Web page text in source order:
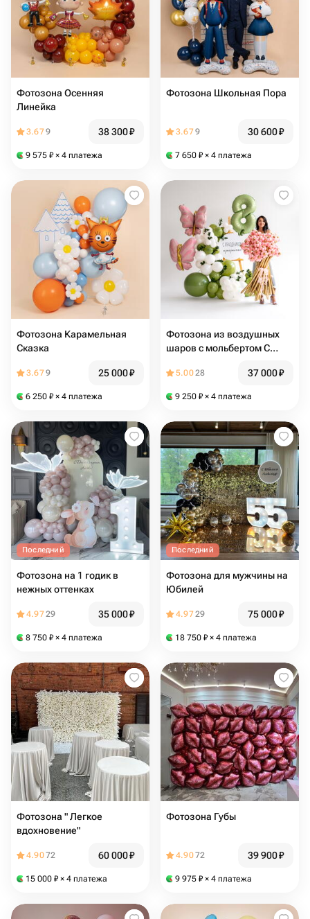
Фотозона Осенняя
Линейка
3.679 38 300₽
9 575 ₽ × 4 платежа
Фотозона Школьная Пора
3.679 30 600₽
7 650 ₽ × 4 платежа
Фотозона Карамельная
Сказка
3.679 25 000₽
6 250 ₽ × 4 платежа
Фотозона из воздушных
шаров с мольбертом С
букетом
5.0028 37 000₽
9 250 ₽ × 4 платежа
Последний
Фотозона на 1 годик в
нежных оттенках
4.9729 35 000₽
8 750 ₽ × 4 платежа
Последний
Фотозона для мужчины на
Юбилей
4.9729 75 000₽
18 750 ₽ × 4 платежа
Фотозона " Легкое
вдохновение"
4.9072 60 000₽
15 000 ₽ × 4 платежа
Фотозона Губы
4.9072 39 900₽
9 975 ₽ × 4 платежа